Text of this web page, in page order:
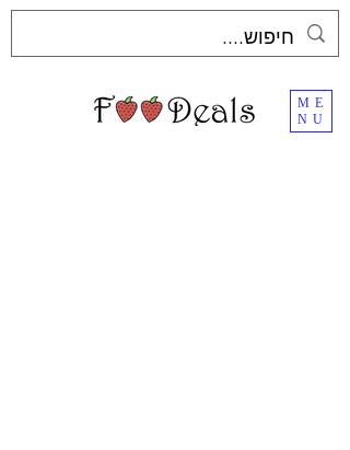
ME
NU